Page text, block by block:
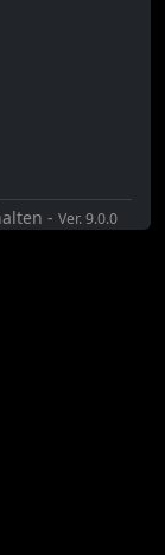
- Ver. 9.0.0